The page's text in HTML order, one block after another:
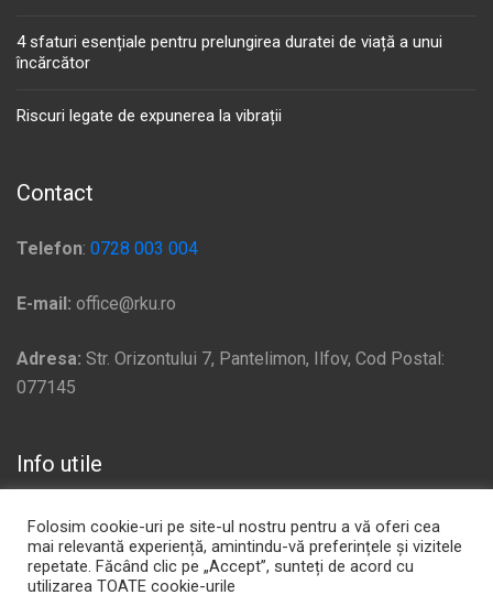
4 sfaturi esențiale pentru prelungirea duratei de viață a unui
încărcător
Riscuri legate de expunerea la vibrații
Contact
Telefon: 0728 003 004
E-mail: office@rku.ro
Adresa: Str. Orizontului 7, Pantelimon, Ilfov, Cod Postal:
077145
Info utile
Politică de confidențialitate
Plata si Livrare
Politica de Cookie
Folosim cookie-uri pe site-ul nostru pentru a vă oferi cea
mai relevantă experiență, amintindu-vă preferințele și vizitele
repetate. Făcând clic pe „Accept”, sunteți de acord cu
utilizarea TOATE cookie-urile